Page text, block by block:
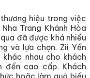
hiệu trong việc
Trang Khánh Hòa
đã được khá nhiều
và lựa chọn. Zii Yến
nhau cho khách
đến cao cấp. Khách
hoặc làm quà biếu